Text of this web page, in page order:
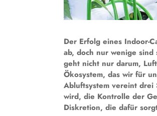
Der Erfolg eines Indoor-
ab, doch nur wenige
geht nicht nur darum,
Ökosystem, das wir für
Abluftsystem vereint drei
wird, die Kontrolle der
Diskretion, die dafür